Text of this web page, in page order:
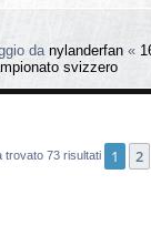
da nylanderfan «
svizzero
trovato 73 risultati 1 2